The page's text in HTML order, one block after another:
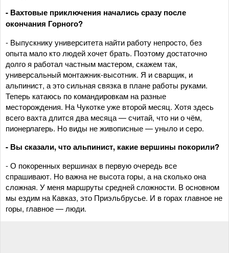
- Вахтовые приключения начались сразу после
окончания Горного?
- Выпускнику университета найти работу непросто, без
опыта мало кто людей хочет брать. Поэтому достаточно
долго я работал частным мастером, скажем так,
универсальный монтажник-высотник. Я и сварщик, и
альпинист, а это сильная связка в плане работы руками.
Теперь катаюсь по командировкам на разные
месторождения. На Чукотке уже второй месяц. Хотя здесь
всего вахта длится два месяца — считай, что ни о чём,
пионерлагерь. Но виды не живописные — уныло и серо.
- Вы сказали, что альпинист, какие вершины покорили?
- О покоренных вершинах в первую очередь все
спрашивают. Но важна не высота горы, а на сколько она
сложная. У меня маршруты средней сложности. В основном
мы ездим на Кавказ, это Приэльбрусье. И в горах главное не
горы, главное — люди.